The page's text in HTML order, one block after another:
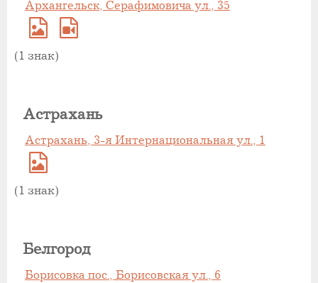
Архангельск, Серафимовича ул., 35
(1 знак)
Астрахань
Астрахань, 3-я Интернациональная ул., 1
(1 знак)
Белгород
Борисовка пос., Борисовская ул., 6